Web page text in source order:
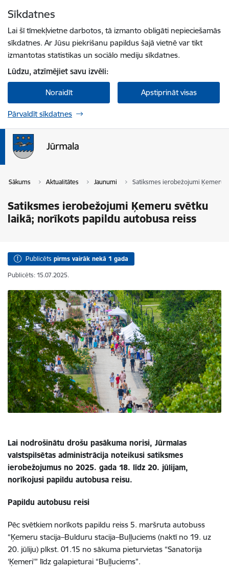
Sīkdatnes
Lai šī tīmekļvietne darbotos, tā izmanto obligāti nepieciešamās
sīkdatnes. Ar Jūsu piekrišanu papildus šajā vietnē var tikt
izmantotas statistikas un sociālo mediju sīkdatnes.
Lūdzu, atzīmējiet savu izvēli:
Noraidīt Apstiprināt visas
Pārvaldīt sīkdatnes
Sākums Aktualitātes Jaunumi Satiksmes ierobežojumi Ķemeru
Satiksmes ierobežojumi Ķemeru svētku
laikā; norīkots papildu autobusa reiss
Publicēts pirms vairāk nekā 1 gada
Publicēts: 15.07.2025.
Lai nodrošinātu drošu pasākuma norisi, Jūrmalas
valstspilsētas administrācija noteikusi satiksmes
ierobežojumus no 2025. gada 18. līdz 20. jūlijam,
norīkojusi papildu autobusa reisu.
Papildu autobusu reisi
Pēc svētkiem norīkots papildu reiss 5. maršruta autobuss
“Ķemeru stacija–Bulduru stacija–Buļļuciems (naktī no 19. uz
20. jūliju) plkst. 01.15 no sākuma pieturvietas “Sanatorija
‘Ķemeri’” līdz galapieturai “Buļļuciems”.